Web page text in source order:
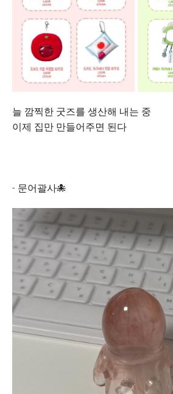
늘 깜찍한 굿즈를 생산해 내는 중
이제 집만 만들어주면 된다
- 문어괄사🐙